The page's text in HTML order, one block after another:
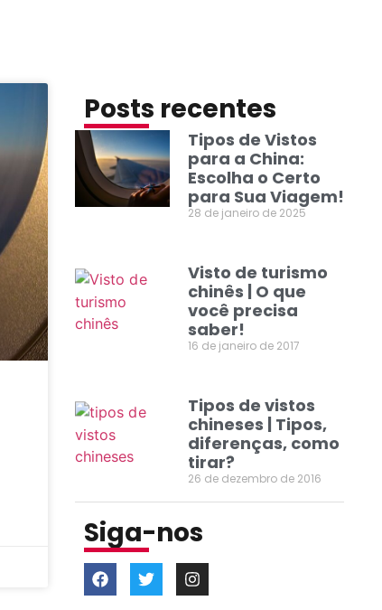
Posts recentes
Tipos de Vistos
para a China:
Escolha o Certo
para Sua Viagem!
28 de janeiro de 2025
Visto de turismo
chinês | O que
você precisa
saber!
16 de janeiro de 2017
Tipos de vistos
chineses | Tipos,
diferenças, como
tirar?
26 de dezembro de 2016
Siga-nos